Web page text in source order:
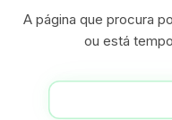
A página que procura
ou está